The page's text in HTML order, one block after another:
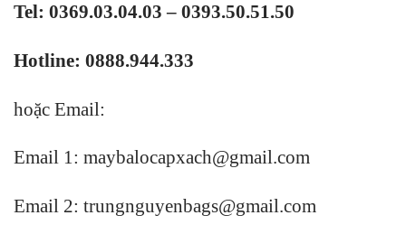
Tel: 0369.03.04.03 – 0393.50.51.50
Hotline: 0888.944.333
hoặc Email:
Email 1: maybalocapxach@gmail.com
Email 2: trungnguyenbags@gmail.com